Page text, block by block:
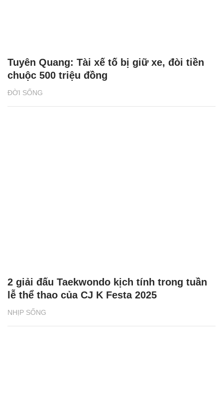
ĐỜI SỐNG
Tuyên Quang: Tài xế tố bị giữ xe, đòi tiền
chuộc 500 triệu đồng
NHỊP SỐNG
2 giải đấu Taekwondo kịch tính trong tuần
lễ thể thao của CJ K Festa 2025